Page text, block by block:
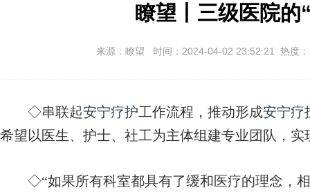
瞭望丨三级医院的
来源：瞭望 时间：2024-04-02 23:52:21 热度
◇串联起安宁疗护工作流程，推动形成安宁疗
希望以医生、护士、社工为主体组建专业团队，实
◇“如果所有科室都具有了缓和医疗的理念，相